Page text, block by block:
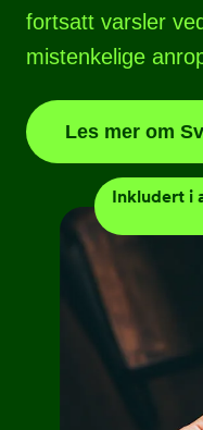
fortsatt varsler
mistenkelige
Les mer om
Inkludert i